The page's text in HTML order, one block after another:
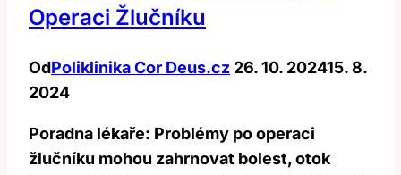
Operaci Žlučníku
OdPoliklinika Cor Deus.cz 26. 10. 202415. 8.
2024
Poradna lékaře: Problémy po operaci
žlučníku mohou zahrnovat bolest, otok